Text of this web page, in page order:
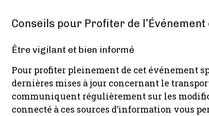
Conseils pour Profiter de
Être vigilant et bien informé
Pour profiter pleinement de cet événement
dernières mises à jour concernant le
communiquent régulièrement sur les
connecté à ces sources d’information vous